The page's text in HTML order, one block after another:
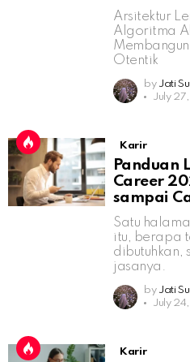
Arsitektur
Algoritma
Otentik
by Jati
July
Karir
Panduan
Career
sampai
Satu
itu, berapa
dibutuhkan,
jasanya.
by Jati
July
Karir